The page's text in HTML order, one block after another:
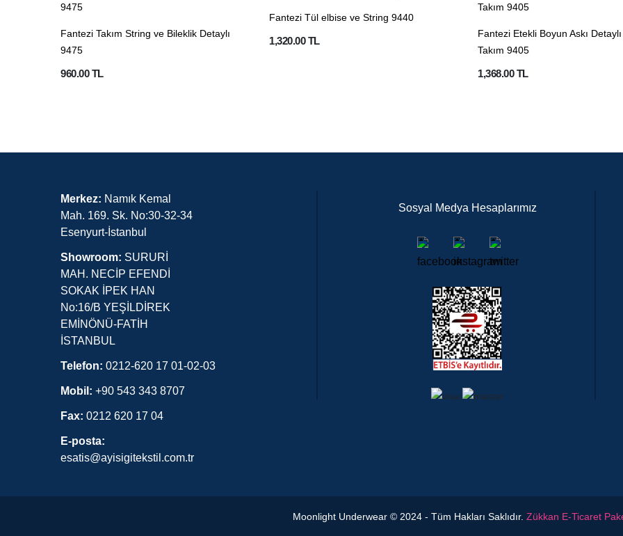
Fantezi Takım String ve Bileklik Detaylı
9475
960.00 TL
Fantezi Tül elbise ve String 9440
1,320.00 TL
Fantezi Etekli Boyun Askı
Takım 9405
1,368.00 TL
Merkez: Namık Kemal
Mah. 169. Sk. No:30-32-34
Esenyurt-İstanbul
Showroom: SURURİ
MAH. NECİP EFENDİ
SOKAK İPEK HAN
No:16/B YEŞİLDİREK
EMİNÖNÜ-FATİH
İSTANBUL
Telefon: 0212-620 17 01-02-03
Mobil: +90 543 343 8707
Fax: 0212 620 17 04
E-posta:
esatis@ayisigitekstil.com.tr
Sosyal Medya Hesaplarımız
Moonlight Underwear © 2024 - Tüm Hakları Saklıdır. Zükkan E-Ticaret